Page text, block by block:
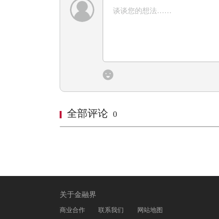
全部评论 0
关于金融界
商业合作 联系我们 网站地图